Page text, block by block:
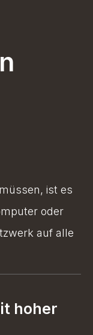
ist es
oder
auf alle
hoher